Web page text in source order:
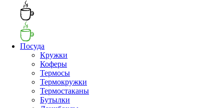
Посуда
Кружки
Коферы
Термосы
Термокружки
Термостаканы
Бутылки